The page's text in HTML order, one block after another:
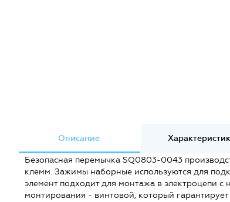
Описание
Безопасная перемычка SQ0803-0043
клемм. Зажимы наборные используются для
элемент подходит для монтажа в электроцепи
монтирования - винтовой, который